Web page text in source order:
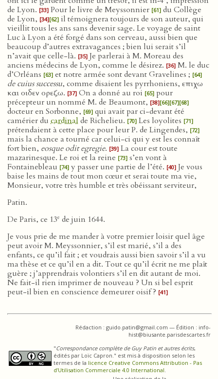
de Lyon. [33] Pour le livre de Meyssonnier [61] du Collège
de Lyon, [34][62] il témoignera toujours de son auteur, qui
vieillit tous les ans sans devenir sage. Le voyage de saint
Luc à Lyon a été forgé dans son cerveau, aussi bien que
beaucoup d’autres extravagances ; bien lui serait s’il
n’avait que celle-là. [35] Je parlerai à M. Moreau des
anciens médecins de Lyon, comme le désirez. [36] M. le duc
d’Orléans [63] et notre armée sont devant Gravelines ; [64]
de cuius successu, comme disaient les pyrrhoniens, επιχω
και οιδεν ορεζω. [37] On a donné au roi [65] pour
précepteur un nommé M. de Beaumont, [38][66][67][68]
docteur en Sorbonne, [69] qui avait par ci-devant été
camérier du cardinal de Richelieu. [70] Les loyolites [71]
prétendaient à cette place pour leur P. de Lingendes, [72]
mais la chance a tourné car celui-ci qui y est les connaît
fort bien, eosque odit egregie. [39] La cour est toute
mazarinesque. Le roi et la reine [73] s’en vont à
Fontainebleau [74] y passer une partie de l’été. [40] Je vous
baise les mains de tout mon cœur et serai toute ma vie,
Monsieur, votre très humble et très obéissant serviteur,
Patin.
De Paris, ce 13e de juin 1644.
Je vous prie de me mander à votre premier loisir quel âge
peut avoir M. Meyssonnier, s’il est marié, s’il a des
enfants, ce qu’il fait ; et voudrais aussi bien savoir s’il a vu
ma thèse et ce qu’il en a dit. Tout ce qu’il écrit ne me plaît
guère ; j’apprendrais volontiers s’il en dit autant de moi.
Ne fait-il rien imprimer de nouveau ? Un si bel esprit
peut-il bien en conscience demeurer oisif ? [41]
Rédaction : guido.patin@gmail.com — Édition : info-
hist@biusante.parisdescartes.fr
"Correspondance complète de Guy Patin et autres écrits,
édités par Loïc Capron." est mis à disposition selon les
termes de la licence Creative Commons Attribution - Pas
d’Utilisation Commerciale 4.0 International.